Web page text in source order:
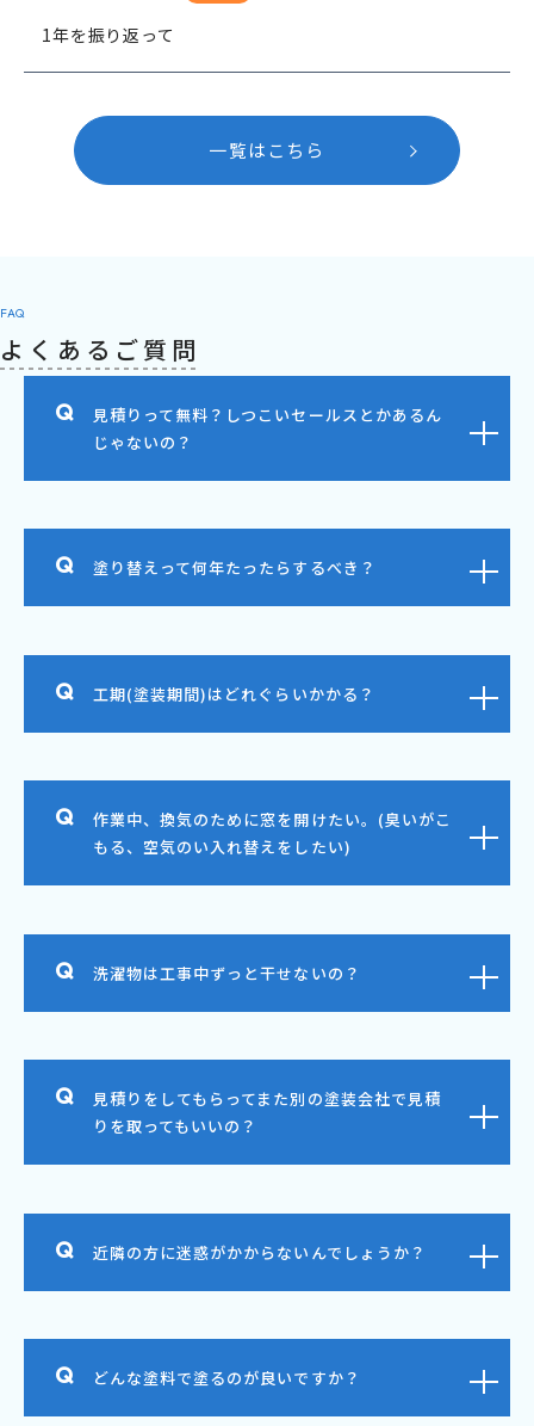
1年を振り返って
一覧はこちら
FAQ
よくあるご質問
見積りって無料？しつこいセールスとかあるん
じゃないの？
塗り替えって何年たったらするべき？
工期(塗装期間)はどれぐらいかかる？
作業中、換気のために窓を開けたい。(臭いがこ
もる、空気のい入れ替えをしたい)
洗濯物は工事中ずっと干せないの？
見積りをしてもらってまた別の塗装会社で見積
りを取ってもいいの？
近隣の方に迷惑がかからないんでしょうか？
どんな塗料で塗るのが良いですか？